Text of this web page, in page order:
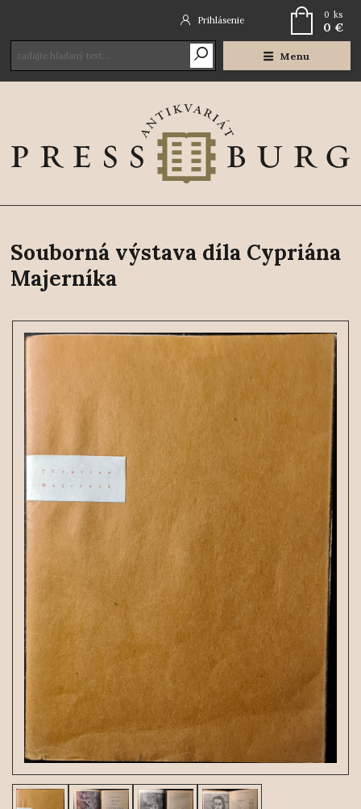
Menu
Prihlásenie 0 ks
0 €
Souborná výstava díla Cypriána
Majerníka